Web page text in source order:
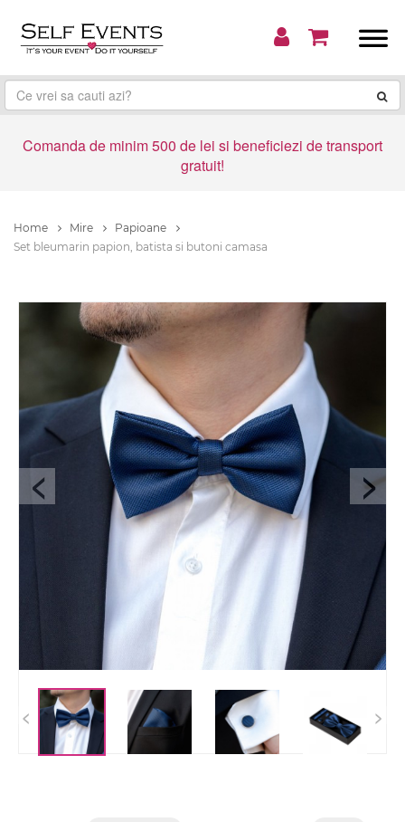
Comanda de minim 500 de lei si beneficiezi de transport
gratuit!
Home Mire
Papioane
Set bleumarin papion, batista si butoni camasa
< >
< >